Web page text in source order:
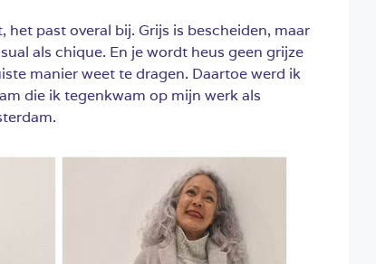
het past overal bij. Grijs is bescheiden, maar
als chique. En je wordt heus geen grijze
manier weet te dragen. Daartoe werd ik
die ik tegenkwam op mijn werk als